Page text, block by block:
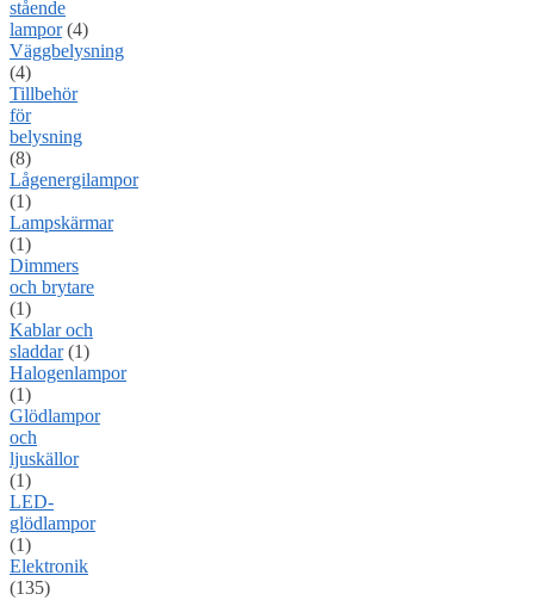
stående
lampor (4)
Väggbelysning
(4)
Tillbehör
för
belysning
(8)
Lågenergilampor
(1)
Lampskärmar
(1)
Dimmers
och brytare
(1)
Kablar och
sladdar (1)
Halogenlampor
(1)
Glödlampor
och
ljuskällor
(1)
LED-
glödlampor
(1)
Elektronik
(135)